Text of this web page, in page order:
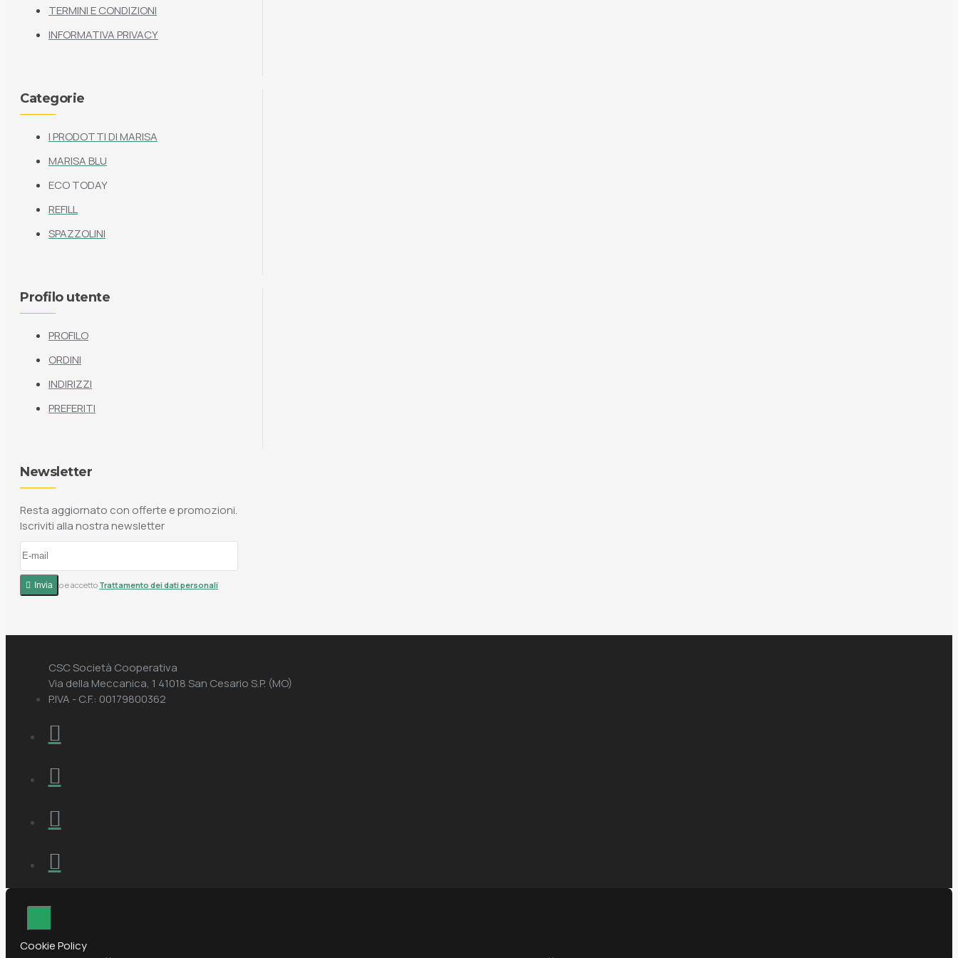
TERMINI E CONDIZIONI
INFORMATIVA PRIVACY
Categorie
I PRODOTTI DI MARISA
MARISA BLU
ECO TODAY
REFILL
SPAZZOLINI
Profilo utente
PROFILO
ORDINI
INDIRIZZI
PREFERITI
Newsletter
Resta aggiornato con offerte e promozioni.
Iscriviti alla nostra newsletter
Invia
Ho letto e accetto Trattamento dei dati personali
CSC Società Cooperativa
Via della Meccanica, 1 41018 San Cesario S.P. (MO)
P.IVA - C.F.: 00179800362
Cookie Policy